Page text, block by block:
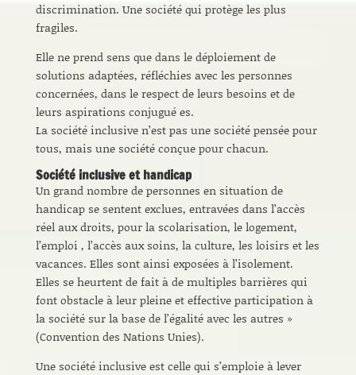
discrimination. Une société qui protège les plus
fragiles.
Elle ne prend sens que dans le déploiement de
solutions adaptées, réfléchies avec les personnes
concernées, dans le respect de leurs besoins et de
leurs aspirations conjugué es.
La société inclusive n’est pas une société pensée pour
tous, mais une société conçue pour chacun.
Société inclusive et handicap
Un grand nombre de personnes en situation de
handicap se sentent exclues, entravées dans l’accès
réel aux droits, pour la scolarisation, le logement,
l’emploi , l’accès aux soins, la culture, les loisirs et les
vacances. Elles sont ainsi exposées à l’isolement.
Elles se heurtent de fait à de multiples barrières qui
font obstacle à leur pleine et effective participation à
la société sur la base de l’égalité avec les autres »
(Convention des Nations Unies).
Une société inclusive est celle qui s’emploie à lever